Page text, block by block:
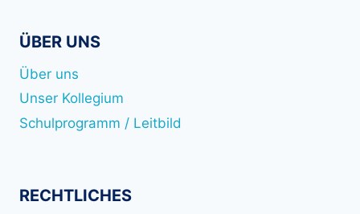
ÜBER UNS
Über uns
Unser Kollegium
Schulprogramm / Leitbild
RECHTLICHES